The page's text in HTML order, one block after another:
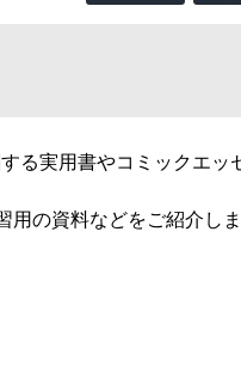
る実用書やコミックエッ
の資料などをご紹介しま